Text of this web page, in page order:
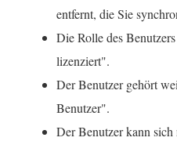
entfernt, die Sie
Die Rolle des
lizenziert".
Der Benutzer gehört
Benutzer".
Der Benutzer kann